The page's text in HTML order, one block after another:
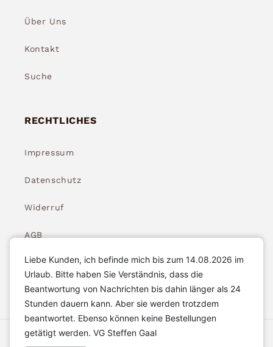
Über Uns
Kontakt
Suche
RECHTLICHES
Impressum
Datenschutz
Widerruf
AGB
Widerrufsbelehrung
Liebe Kunden, ich befinde mich bis zum 14.08.2026 im
Urlaub. Bitte haben Sie Verständnis, dass die
Beantwortung von Nachrichten bis dahin länger als 24
Stunden dauern kann. Aber sie werden trotzdem
beantwortet. Ebenso können keine Bestellungen
getätigt werden. VG Steffen Gaal